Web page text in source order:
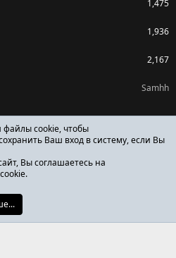
1,475
1,936
2,167
Samhh
файлы cookie, чтобы
Ваш вход в систему, если Вы
Вы соглашаетесь на